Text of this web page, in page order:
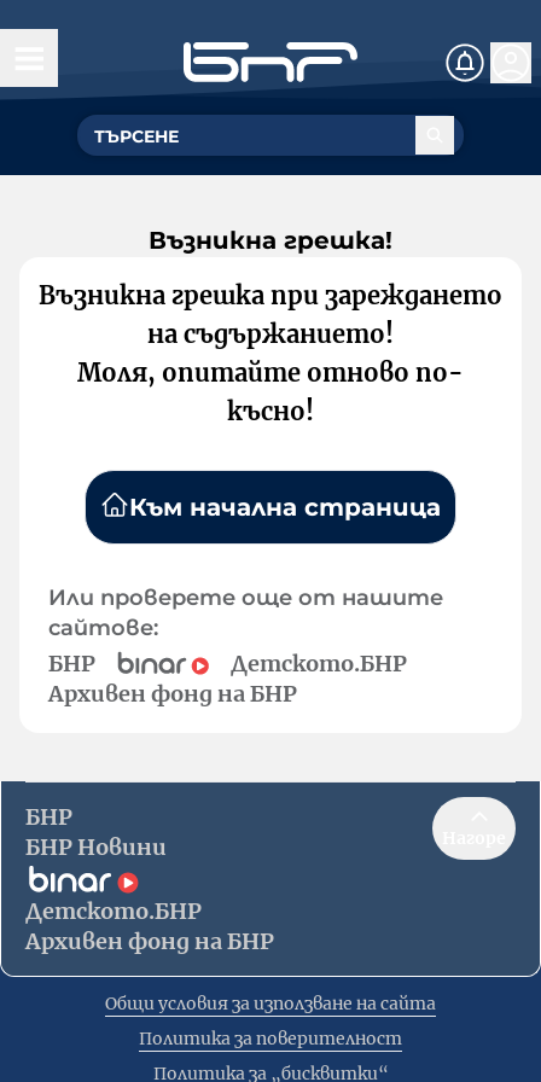
Възникна грешка!
Възникна грешка при зареждането
на съдържанието!
Моля, опитайте отново по-
късно!
Към начална страница
Или проверете още от нашите
сайтове:
БНР
Детското.БНР
Архивен фонд на БНР
БНР
БНР Новини
Детското.БНР
Архивен фонд на БНР
Общи условия за използване на сайта
Политика за поверителност
Политика за „бисквитки“